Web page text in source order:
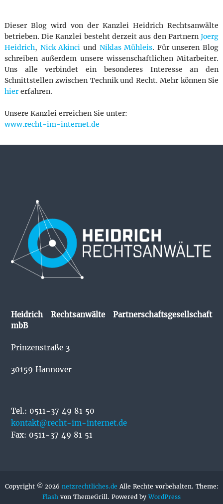
Dieser Blog wird von der Kanzlei Heidrich Rechtsanwälte
betrieben. Die Kanzlei besteht derzeit aus den PartnernJoerg
Heidrich, Nick Akinci und Niklas Mühleis. Für unseren Blog
schreiben außerdem unsere wissenschaftlichen Mitarbeiter.
Uns alle verbindet ein besonderes Interesse an den
Schnittstellen zwischen Technik und Recht. Mehr können Sie
hiererfahren.
Unsere Kanzlei erreichen Sie unter:
www.recht-im-internet.de
Heidrich Rechtsanwälte Partnerschaftsgesellschaft
mbB
Prinzenstraße 3
30159 Hannover
Tel.: 0511-37 49 81 50
kontakt@recht-im-internet.de
Fax: 0511-37 49 81 51
Copyright © 2026 netzrechtliches.de Alle Rechte vorbehalten. Theme:
Flash von ThemeGrill. Powered byWordPress